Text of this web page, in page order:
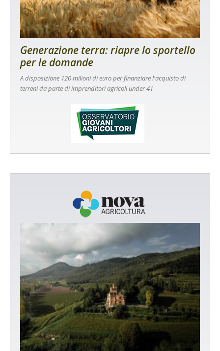
Generazione terra: riapre lo sportello
per le domande
A disposizione 120 milioni di euro per finanziare l'acquisto di
terreni da parte di imprenditori agricoli under 41